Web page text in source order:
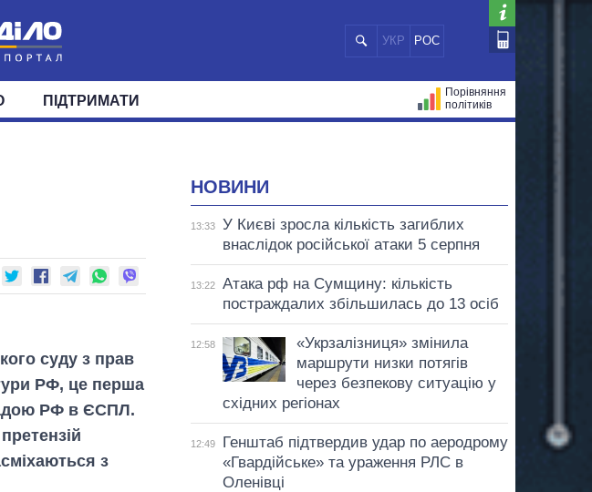
УКР РОС
ПІДТРИМАТИ
Порівняння
політиків
суду з прав
РФ, це перша
РФ в ЄСПЛ.
з
НОВИНИ
13:33
У Києві зросла кількість загиблих
внаслідок російської атаки 5 серпня
13:22
Атака рф на Сумщину: кількість
постраждалих збільшилась до 13 осіб
12:58
«Укрзалізниця» змінила
маршрути низки потягів
через безпекову ситуацію у
східних регіонах
12:49
Генштаб підтвердив удар по аеродрому
«Гвардійське» та ураження РЛС в
Оленівці